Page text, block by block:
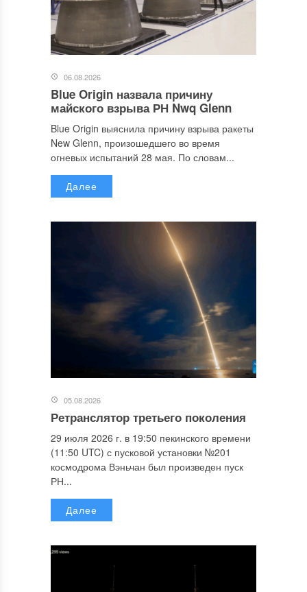
06.08.2026
Blue Origin назвала причину
майского взрыва РН Nwq Glenn
Blue Origin выяснила причину взрыва ракеты
New Glenn, произошедшего во время
огневых испытаний 28 мая. По словам...
Далее
05.08.2026
Ретранслятор третьего поколения
29 июля 2026 г. в 19:50 пекинского времени
(11:50 UTC) с пусковой установки №201
космодрома Вэньчан был произведен пуск
РН...
Далее